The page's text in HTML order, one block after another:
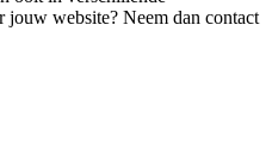
website? Neem dan contact